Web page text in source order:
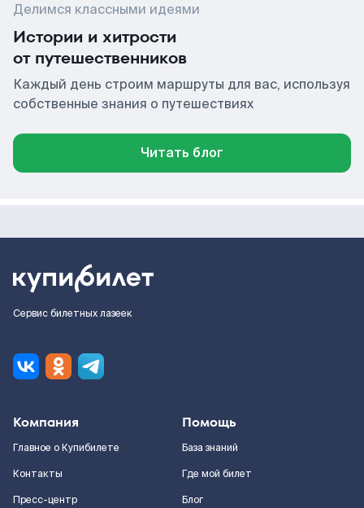
Делимся классными идеями
Истории и хитрости
от путешественников
Каждый день строим маршруты для вас, используя
собственные знания о путешествиях
Читать блог
Сервис билетных лазеек
Компания
Главное о Купибилете
Контакты
Пресс-центр
Помощь
База знаний
Где мой билет
Блог